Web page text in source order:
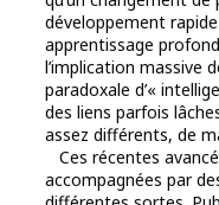
développement
apprentissage
l’implication massive
paradoxale d’«
des liens parfois
assez différents, de
Ces récentes
accompagnées par